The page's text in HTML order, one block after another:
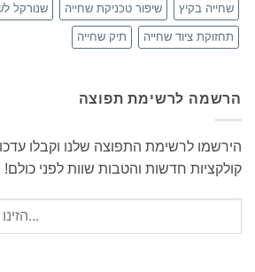
שחייה בקיץ שיפור טכניקת שחייה שנורקל
תחזוקת ציוד שחייה תיק שחייה
הרשמה לרשימת תפוצה
הירשמו לרשימת התפוצה שלנו וקבלו
קולקציות חדשות והטבות שוות לפני כולם!